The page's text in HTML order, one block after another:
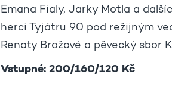
Emana Fialy, Jarky Motla a
herci Tyjátru 90 pod režijným
Renaty Brožové a pěvecký sbor
Vstupné: 200/160/120 Kč